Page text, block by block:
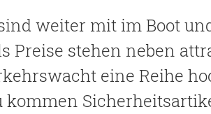
weiter mit im Boot
Preise stehen neben
eine Reihe
kommen